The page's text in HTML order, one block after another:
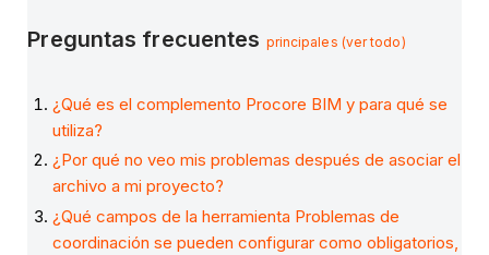
Preguntas frecuentes principales (ver todo)
¿Qué es el complemento Procore BIM y para qué se
utiliza?
¿Por qué no veo mis problemas después de asociar el
archivo a mi proyecto?
¿Qué campos de la herramienta Problemas de
coordinación se pueden configurar como obligatorios,